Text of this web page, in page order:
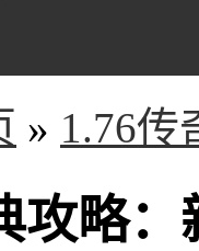
» 1.76传
攻略